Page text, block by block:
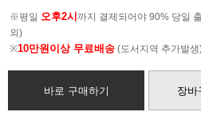
※평일 오후2시 까지 결제되어야 90% 당일
외)
※10만원이상 무료배송 (도서지역 추가발생
바로 구매하기 장바